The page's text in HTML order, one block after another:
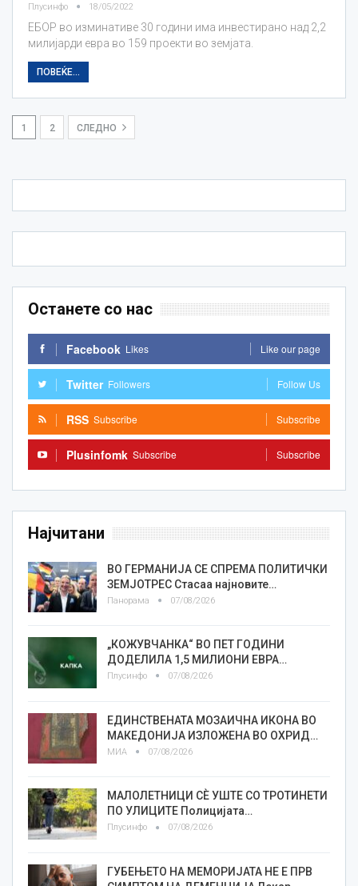
Плусинфо 18/05/2022
ЕБОР во изминативе 30 години има инвестирано над 2,2
милијарди евра во 159 проекти во земјата.
ПОВЕЌЕ...
1 2 СЛЕДНО
Останете со нас
Facebook Likes Like our page
Twitter Followers Follow Us
RSS Subscribe Subscribe
Plusinfomk Subscribe Subscribe
Најчитани
ВО ГЕРМАНИЈА СЕ СПРЕМА ПОЛИТИЧКИ
ЗЕМЈОТРЕС Стасаа најновите…
Панорама 07/08/2026
„КОЖУВЧАНКА“ ВО ПЕТ ГОДИНИ
ДОДЕЛИЛА 1,5 МИЛИОНИ ЕВРА…
Плусинфо 07/08/2026
ЕДИНСТВЕНАТА МОЗАИЧНА ИКОНА ВО
МАКЕДОНИЈА ИЗЛОЖЕНА ВО ОХРИД…
МИА 07/08/2026
МАЛОЛЕТНИЦИ СÈ УШТЕ СО ТРОТИНЕТИ
ПО УЛИЦИТЕ Полицијата…
Плусинфо 07/08/2026
ГУБЕЊЕТО НА МЕМОРИЈАТА НЕ Е ПРВ